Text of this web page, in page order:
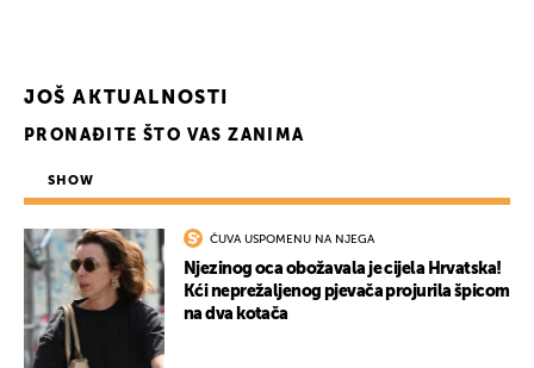
JOŠ AKTUALNOSTI
PRONAĐITE ŠTO VAS ZANIMA
SHOW
ČUVA USPOMENU NA NJEGA
Njezinog oca obožavala je cijela Hrvatska!
Kći neprežaljenog pjevača projurila špicom
na dva kotača